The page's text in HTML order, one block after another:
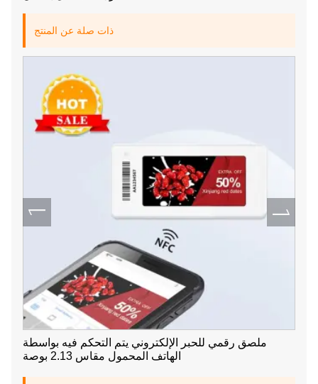
ذات صلة عن المنتج
ملصق رقمي للحبر الإلكتروني يتم التحكم فيه بواسطة
الهاتف المحمول مقاس 2.13 بوصة